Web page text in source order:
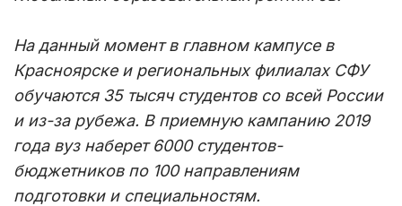
На данный момент в главном кампусе в
Красноярске и региональных филиалах СФУ
обучаются 35 тысяч студентов со всей России
и из-за рубежа. В приемную кампанию 2019
года вуз наберет 6000 студентов-
бюджетников по 100 направлениям
подготовки и специальностям.